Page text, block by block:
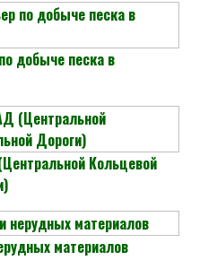
добыче песка в
Кольцевой
материалов